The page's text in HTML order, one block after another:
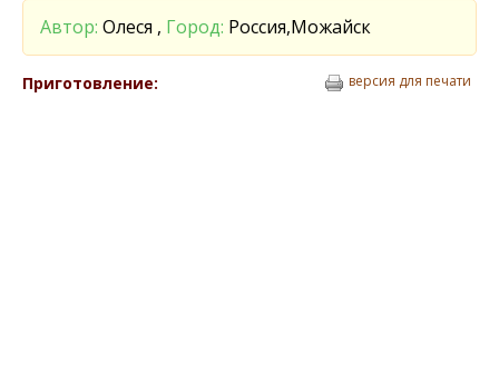
Автор: Олеся , Город: Россия,Можайск
Приготовление: версия для печати